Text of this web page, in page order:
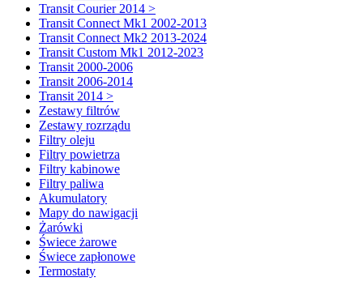
Transit Courier 2014 >
Transit Connect Mk1 2002-2013
Transit Connect Mk2 2013-2024
Transit Custom Mk1 2012-2023
Transit 2000-2006
Transit 2006-2014
Transit 2014 >
Zestawy filtrów
Zestawy rozrządu
Filtry oleju
Filtry powietrza
Filtry kabinowe
Filtry paliwa
Akumulatory
Mapy do nawigacji
Żarówki
Świece żarowe
Świece zapłonowe
Termostaty